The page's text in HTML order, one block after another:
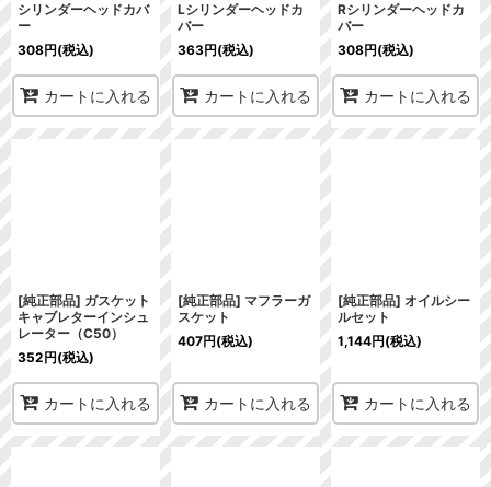
シリンダーヘッドカバ
ー
308円(税込)
カートに入れる
Lシリンダーヘッドカ
バー
363円(税込)
カートに入れる
Rシリンダーヘッドカ
バー
308円(税込)
カートに入れる
[純正部品] ガスケット
キャブレターインシュ
レーター（C50）
352円(税込)
カートに入れる
[純正部品] マフラーガ
スケット
407円(税込)
カートに入れる
[純正部品] オイルシー
ルセット
1,144円(税込)
カートに入れる